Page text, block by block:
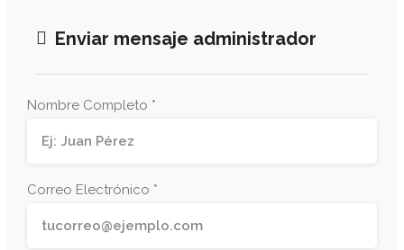
Enviar mensaje administrador
Nombre Completo *
Correo Electrónico *